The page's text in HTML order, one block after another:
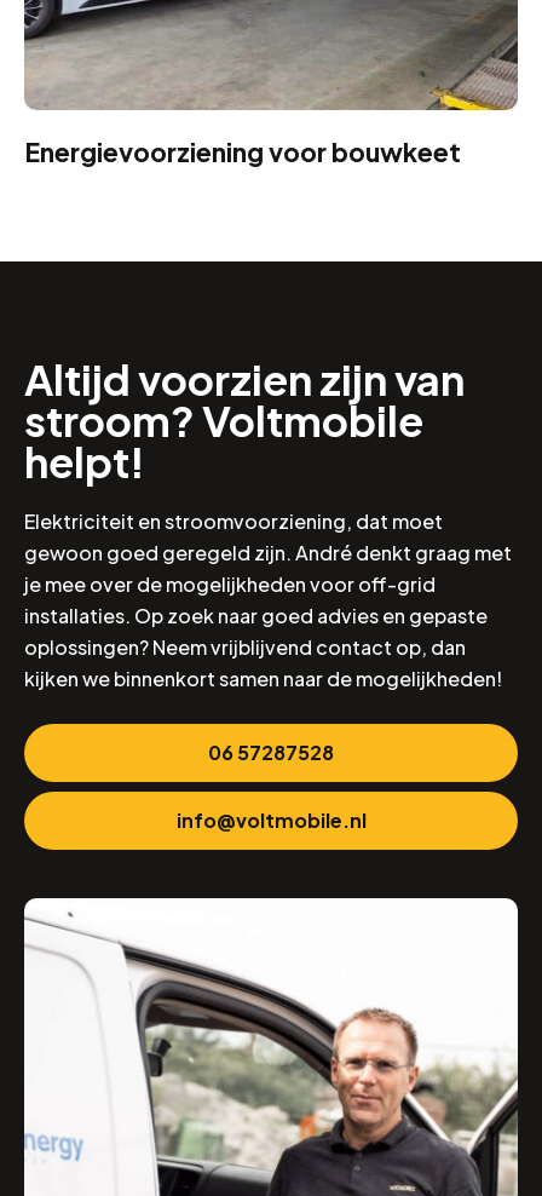
Energievoorziening voor bouwkeet
Altijd voorzien zijn van
stroom? Voltmobile
helpt!
Elektriciteit en stroomvoorziening, dat moet
gewoon goed geregeld zijn. André denkt graag met
je mee over de mogelijkheden voor off-grid
installaties. Op zoek naar goed advies en gepaste
oplossingen? Neem vrijblijvend contact op, dan
kijken we binnenkort samen naar de mogelijkheden!
06 57287528
info@voltmobile.nl